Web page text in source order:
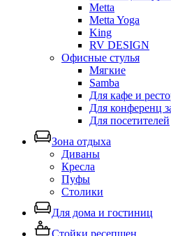
Metta
Metta Yoga
King
RV DESIGN
Офисные стулья
Мягкие
Samba
Для кафе и
Для конференц
Для посетителей
Зона отдыха
Диваны
Кресла
Пуфы
Столики
Для дома и гостиниц
Стойки ресепшен